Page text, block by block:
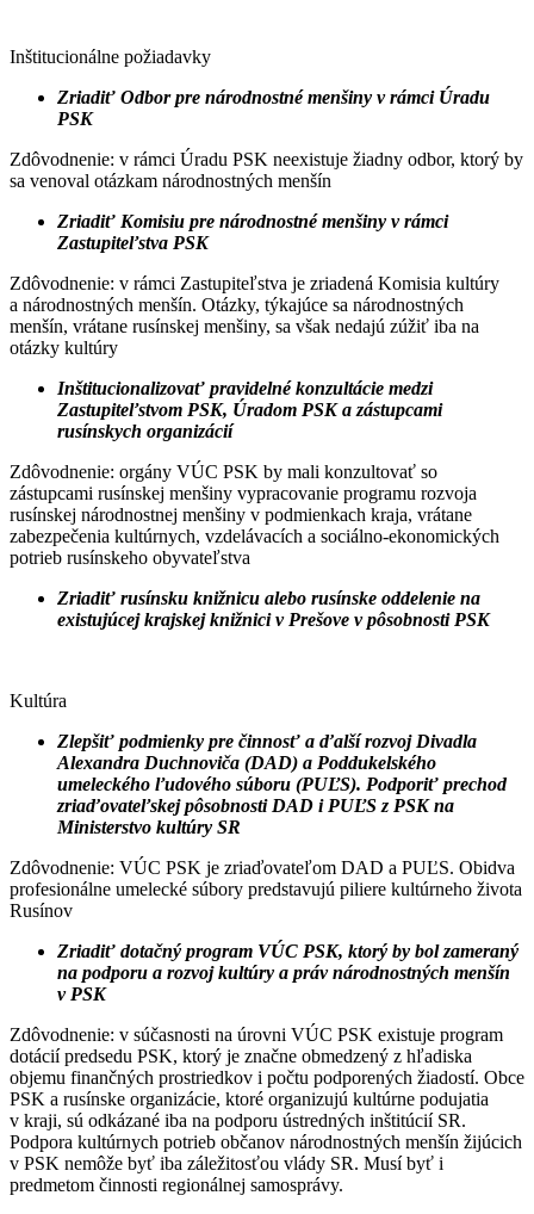
Inštitucionálne požiadavky
Zriadiť Odbor pre národnostné menšiny v rámci Úradu
PSK
Zdôvodnenie: v rámci Úradu PSK neexistuje žiadny odbor, ktorý by
sa venoval otázkam národnostných menšín
Zriadiť Komisiu pre národnostné menšiny v rámci
Zastupiteľstva PSK
Zdôvodnenie: v rámci Zastupiteľstva je zriadená Komisia kultúry
a národnostných menšín. Otázky, týkajúce sa národnostných
menšín, vrátane rusínskej menšiny, sa však nedajú zúžiť iba na
otázky kultúry
Inštitucionalizovať pravidelné konzultácie medzi
Zastupiteľstvom PSK, Úradom PSK a zástupcami
rusínskych organizácií
Zdôvodnenie: orgány VÚC PSK by mali konzultovať so
zástupcami rusínskej menšiny vypracovanie programu rozvoja
rusínskej národnostnej menšiny v podmienkach kraja, vrátane
zabezpečenia kultúrnych, vzdelávacích a sociálno-ekonomických
potrieb rusínskeho obyvateľstva
Zriadiť rusínsku knižnicu alebo rusínske oddelenie na
existujúcej krajskej knižnici v Prešove v pôsobnosti PSK
Kultúra
Zlepšiť podmienky pre činnosť a ďalší rozvoj Divadla
Alexandra Duchnoviča (DAD) a Poddukelského
umeleckého ľudového súboru (PUĽS). Podporiť prechod
zriaďovateľskej pôsobnosti DAD i PUĽS z PSK na
Ministerstvo kultúry SR
Zdôvodnenie: VÚC PSK je zriaďovateľom DAD a PUĽS. Obidva
profesionálne umelecké súbory predstavujú piliere kultúrneho života
Rusínov
Zriadiť dotačný program VÚC PSK, ktorý by bol zameraný
na podporu a rozvoj kultúry a práv národnostných menšín
v PSK
Zdôvodnenie: v súčasnosti na úrovni VÚC PSK existuje program
dotácií predsedu PSK, ktorý je značne obmedzený z hľadiska
objemu finančných prostriedkov i počtu podporených žiadostí. Obce
PSK a rusínske organizácie, ktoré organizujú kultúrne podujatia
v kraji, sú odkázané iba na podporu ústredných inštitúcií SR.
Podpora kultúrnych potrieb občanov národnostných menšín žijúcich
v PSK nemôže byť iba záležitosťou vlády SR. Musí byť i
predmetom činnosti regionálnej samosprávy.